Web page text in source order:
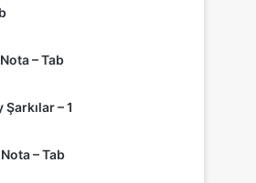
– Tab
– 1
– Tab